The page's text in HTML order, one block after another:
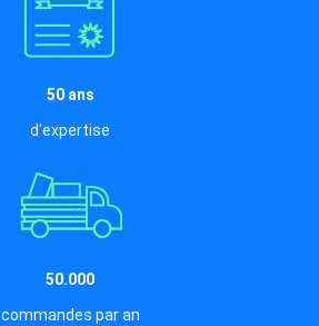
50 ans
d'expertise
50.000
commandes par an